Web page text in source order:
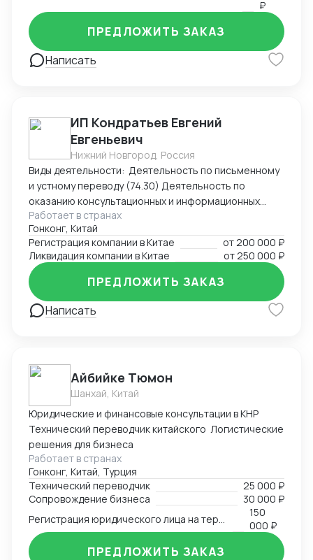
₽
Написать
ПРЕДЛОЖИТЬ ЗАКАЗ
ИП Кондратьев Евгений
Евгеньевич
Нижний Новгород, Россия
Виды деятельности: Деятельность по письменному
и устному переводу (74.30) Деятельность по
оказанию консультационных и информационных
услуг (63.99.1) Услуги по бронированию прочие и
сопутствующая деятельность (79.90)
Работает в странах
Гонконг, Китай
Регистрация компании в Китае
от200 000 ₽
Ликвидация компании в Китае
от250 000 ₽
Написать
ПРЕДЛОЖИТЬ ЗАКАЗ
Айбийке Тюмон
Шанхай, Китай
Юридические и финансовые консультации в КНР
Технический переводчик китайского Логистические
решения для бизнеса
Работает в странах
Гонконг, Китай, Турция
Технический переводчик
25 000 ₽
Сопровождение бизнеса
30 000 ₽
150
000 ₽
ПРЕДЛОЖИТЬ ЗАКАЗ